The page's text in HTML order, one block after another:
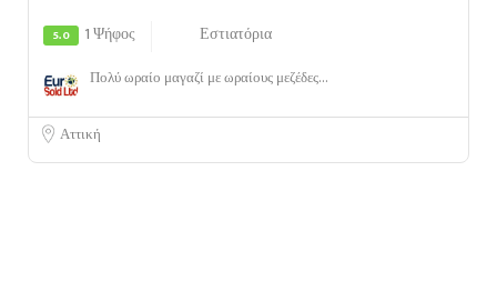
5.0 1 Ψήφος Εστιατόρια
Πολύ ωραίο μαγαζί με ωραίους μεζέδες...
Αττική